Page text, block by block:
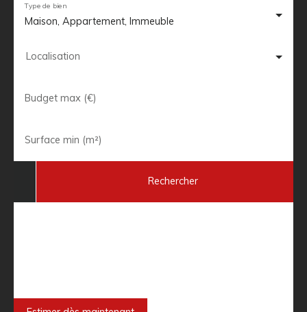
Maison, Appartement, Immeuble
Type de bien
Localisation
Budget max (€)
Surface min (m²)
Rechercher